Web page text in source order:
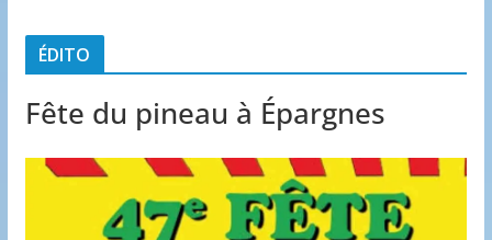
ÉDITO
Fête du pineau à Épargnes